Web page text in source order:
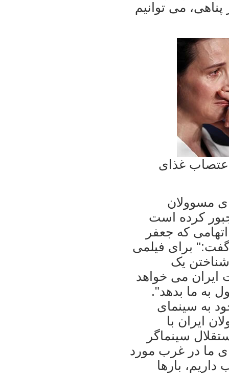
می توانيم
غذای
مسوولان
کرده است
که جعفر
برای فيلمی
يک
ايران می خواهد
به ما بدهد".‏
به سينمای
ايران با
سينماگر
ما در غرب مورد
بارها